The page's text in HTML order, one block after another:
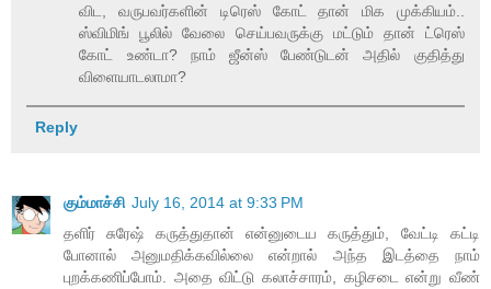
விட, வருபவர்களின் டிரெஸ் கோட் தான் மிக முக்கியம்..
ஸ்விமிங் பூலில் வேலை செய்பவருக்கு மட்டும் தான் ட்ரெஸ்
கோட் உண்டா? நாம் ஜீன்ஸ் பேண்டுடன் அதில் குதித்து
விளையாடலாமா?
Reply
கும்மாச்சி July 16, 2014 at 9:33 PM
தளிர் சுரேஷ் கருத்துதான் என்னுடைய கருத்தும், வேட்டி கட்டி
போனால் அனுமதிக்கவில்லை என்றால் அந்த இடத்தை நாம்
புறக்கணிப்போம். அதை விட்டு கலாச்சாரம், கழிசடை என்று வீண்